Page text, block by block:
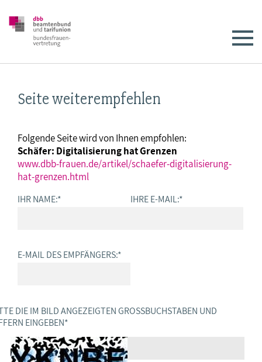
Seite weiterempfehlen
Folgende Seite wird von Ihnen empfohlen:
Schäfer: Digitalisierung hat Grenzen
www.dbb-frauen.de/artikel/schaefer-digitalisierung-
hat-grenzen.html
IHR NAME:* IHRE E-MAIL:*
E-MAIL DES EMPFÄNGERS:*
DIE IM BILD ANGEZEIGTEN GROSSBUCHSTABEN UND Z
EINGEBEN *